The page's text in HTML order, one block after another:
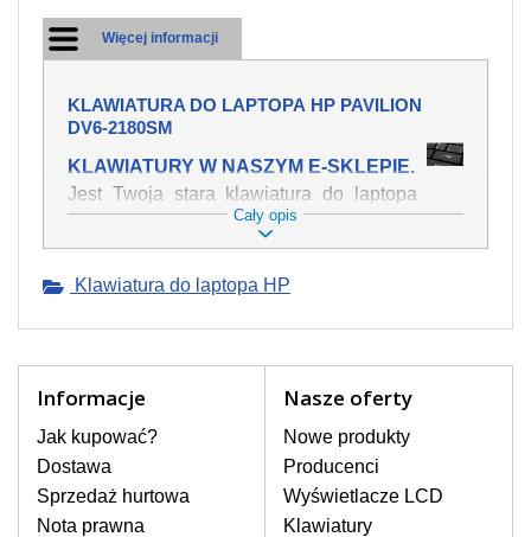
Więcej informacji
KLAWIATURA DO LAPTOPA HP PAVILION
DV6-2180SM
KLAWIATURY W NASZYM E-SKLEPIE.
Jest Twoja stara klawiatura do laptopa
HP Pavilion dv6-2180sm mechanicznie
uszkodzona, polałeś ją płynem, który
swojej pozycji? Kup nową klawiaturę,
Oferujemy oryginalne klawiatury w
stronie internetowej ją znajdziesz za
pomocy wyszukiwarki. Wystarczy znać
model laptopa. Przy każdej klawiaturze
nie może brakować szczególowe zdjęcie
do aktualnego stanu naszego magazynu.
Cały opis
Klawiatura do laptopa HP
Informacje
Jak kupować?
Dostawa
Sprzedaż hurtowa
Nota prawna
Nasze oferty
Nowe produkty
Producenci
Wyświetlacze LCD
Klawiatury